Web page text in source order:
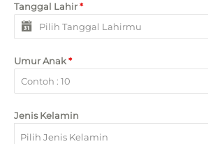
Tanggal Lahir*
Umur Anak*
Jenis Kelamin
Pilih Jenis Kelamin